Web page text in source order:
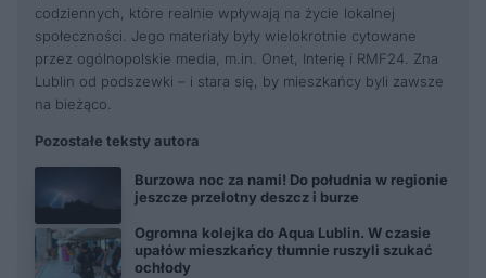
codziennych, które realnie wpływają na życie lokalnej
społeczności. Jego materiały były wielokrotnie cytowane
przez ogólnopolskie media, m.in. Onet, Interię i RMF24. Zna
Lublin od podszewki – i stara się, by mieszkańcy byli zawsze
na bieżąco.
Pozostałe teksty autora
Burzowa noc za nami! Do południa w regionie
jeszcze przelotny deszcz i burze
Ogromna kolejka do Aqua Lublin. W czasie
upałów mieszkańcy tłumnie ruszyli szukać
ochłody